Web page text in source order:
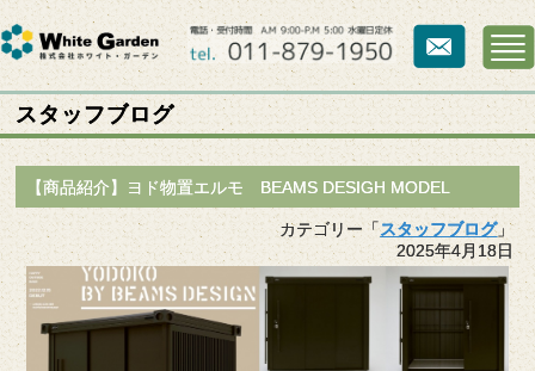
スタッフブログ
【商品紹介】ヨド物置エルモ BEAMS DESIGH MODEL
カテゴリー「スタッフブログ」
2025年4月18日